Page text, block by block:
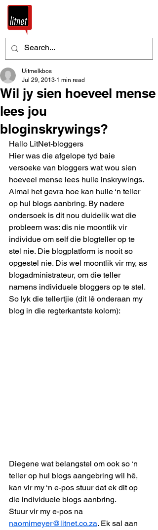
Wil jy sien hoeveel mense
lees jou
bloginskrywings?
Uitmelkbos
Jul 29, 2013 1 min read
Hallo LitNet-bloggers
Hier was die afgelope tyd baie
versoeke van bloggers wat wou sien
hoeveel mense lees hulle inskrywings.
Almal het gevra hoe kan hulle ‘n teller
op hul blogs aanbring. By nadere
ondersoek is dit nou duidelik wat die
probleem was: dis nie moontlik vir
individue om self die blogteller op te
stel nie. Die blogplatform is nooit so
opgestel nie. Dis wel moontlik vir my, as
blogadministrateur, om die teller
namens individuele bloggers op te stel.
So lyk die tellertjie (dit lê onderaan my
blog in die regterkantste kolom):
Diegene wat belangstel om ook so ‘n
teller op hul blogs aangebring wil hê,
kan vir my ‘n e-pos stuur dat ek dit op
die individuele blogs aanbring.
Stuur vir my e-pos na
naomimeyer@litnet.co.za. Ek sal aan